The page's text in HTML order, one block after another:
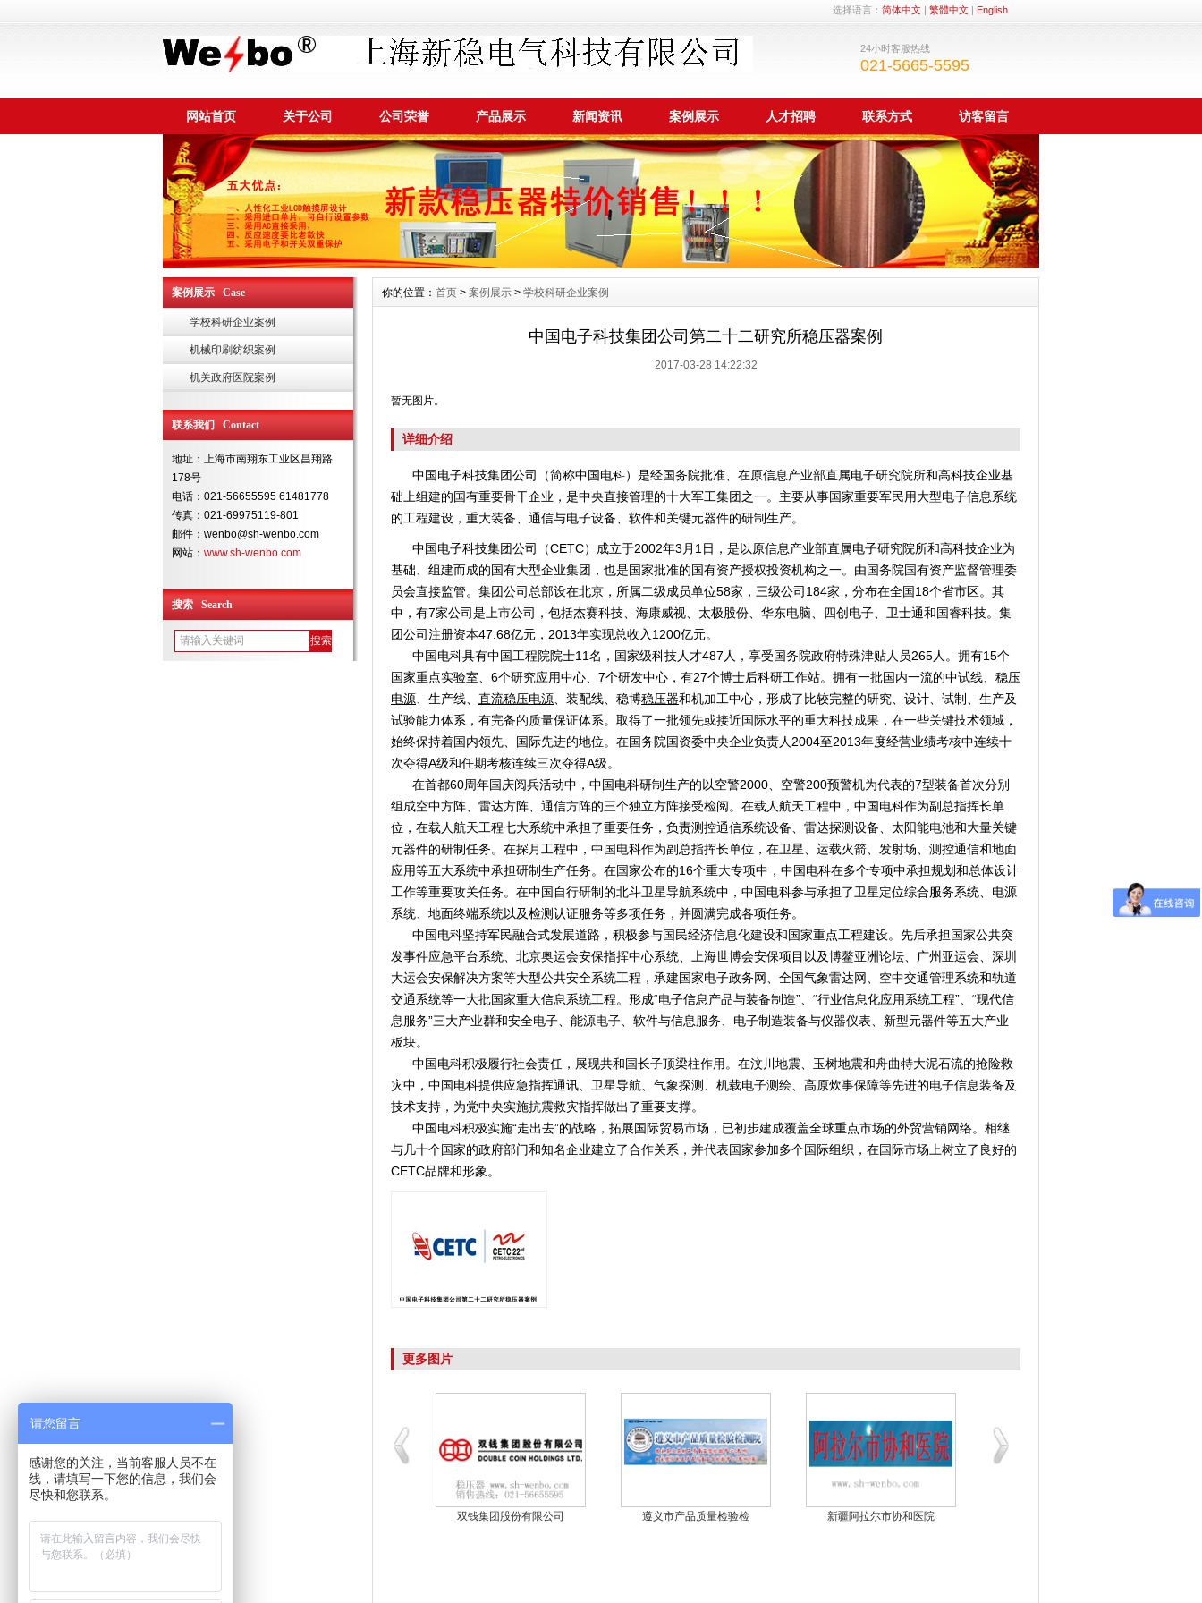
选择语言： 简体中文| 繁體中文| English
24小时客服热线
021-5665-5595
网站首页 关于公司 公司荣誉 产品展示 新闻资讯 案例展示 人才招聘 联系方式 访客留言
案例展示 Case
学校科研企业案例
机械印刷纺织案例
机关政府医院案例
联系我们 Contact
地址：上海市南翔东工业区昌翔路
178号
电话：021-56655595 61481778
传真：021-69975119-801
邮件：wenbo@sh-wenbo.com
网站： www.sh-wenbo.com
搜索 Search
你的位置： 首页 > 案例展示 > 学校科研企业案例
中国电子科技集团公司第二十二研究所稳压器案例
2017-03-28 14:22:32
暂无图片。
详细介绍
中国电子科技集团公司（简称中国电科）是经国务院批准、在原信息产业部直属电子研究院所和高科技企业基
础上组建的国有重要骨干企业，是中央直接管理的十大军工集团之一。主要从事国家重要军民用大型电子信息系统
的工程建设，重大装备、通信与电子设备、软件和关键元器件的研制生产。
中国电子科技集团公司（CETC）成立于2002年3月1日，是以原信息产业部直属电子研究院所和高科技企业为
基础、组建而成的国有大型企业集团，也是国家批准的国有资产授权投资机构之一。由国务院国有资产监督管理委
员会直接监管。集团公司总部设在北京，所属二级成员单位58家，三级公司184家，分布在全国18个省市区。其
中，有7家公司是上市公司，包括杰赛科技、海康威视、太极股份、华东电脑、四创电子、卫士通和国睿科技。集
团公司注册资本47.68亿元，2013年实现总收入1200亿元。
中国电科具有中国工程院院士11名，国家级科技人才487人，享受国务院政府特殊津贴人员265人。拥有15个
国家重点实验室、6个研究应用中心、7个研发中心，有27个博士后科研工作站。拥有一批国内一流的中试线、 稳压
电源 、生产线、 直流稳压电源 、装配线、稳博稳压器和机加工中心，形成了比较完整的研究、设计、试制、生产及
试验能力体系，有完备的质量保证体系。取得了一批领先或接近国际水平的重大科技成果，在一些关键技术领域，
始终保持着国内领先、国际先进的地位。在国务院国资委中央企业负责人2004至2013年度经营业绩考核中连续十
次夺得A级和任期考核连续三次夺得A级。
在首都60周年国庆阅兵活动中，中国电科研制生产的以空警2000、空警200预警机为代表的7型装备首次分别
组成空中方阵、雷达方阵、通信方阵的三个独立方阵接受检阅。在载人航天工程中，中国电科作为副总指挥长单
位，在载人航天工程七大系统中承担了重要任务，负责测控通信系统设备、雷达探测设备、太阳能电池和大量关键
元器件的研制任务。在探月工程中，中国电科作为副总指挥长单位，在卫星、运载火箭、发射场、测控通信和地面
应用等五大系统中承担研制生产任务。在国家公布的16个重大专项中，中国电科在多个专项中承担规划和总体设计
工作等重要攻关任务。在中国自行研制的北斗卫星导航系统中，中国电科参与承担了卫星定位综合服务系统、电源
系统、地面终端系统以及检测认证服务等多项任务，并圆满完成各项任务。
中国电科坚持军民融合式发展道路，积极参与国民经济信息化建设和国家重点工程建设。先后承担国家公共突
发事件应急平台系统、北京奥运会安保指挥中心系统、上海世博会安保项目以及博鳌亚洲论坛、广州亚运会、深圳
大运会安保解决方案等大型公共安全系统工程，承建国家电子政务网、全国气象雷达网、空中交通管理系统和轨道
交通系统等一大批国家重大信息系统工程。形成“电子信息产品与装备制造”、“行业信息化应用系统工程”、“现代信
息服务”三大产业群和安全电子、能源电子、软件与信息服务、电子制造装备与仪器仪表、新型元器件等五大产业
板块。
中国电科积极履行社会责任，展现共和国长子顶梁柱作用。在汶川地震、玉树地震和舟曲特大泥石流的抢险救
灾中，中国电科提供应急指挥通讯、卫星导航、气象探测、机载电子测绘、高原炊事保障等先进的电子信息装备及
技术支持，为党中央实施抗震救灾指挥做出了重要支撑。
中国电科积极实施“走出去”的战略，拓展国际贸易市场，已初步建成覆盖全球重点市场的外贸营销网络。相继
与几十个国家的政府部门和知名企业建立了合作关系，并代表国家参加多个国际组织，在国际市场上树立了良好的
CETC品牌和形象。
更多图片
双钱集团股份有限公司 遵义市产品质量检验检 新疆阿拉尔市协和医院
请您留言
感谢您的关注，当前客服人员不在
线，请填写一下您的信息，我们会
尽快和您联系。